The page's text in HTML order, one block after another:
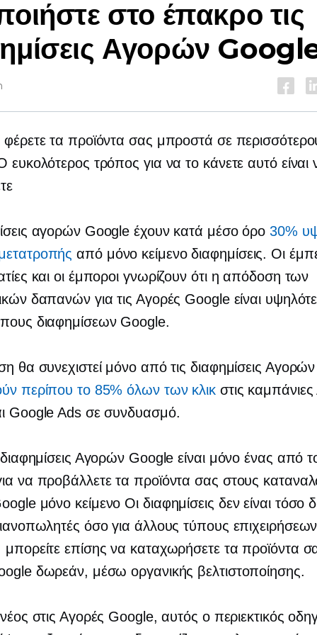
στο έπακρο τις
Αγορών
φέρετε τα προϊόντα σας μπροστά σε
ευκολότερος τρόπος για να το κάνετε αυτό είναι
αγορών Google έχουν κατά μέσο όρο30%
από μόνο κείμενοδιαφημίσεις. Οι
και οι έμποροι γνωρίζουν ότι η απόδοση των
δαπανών για τις Αγορές Google είναι
διαφημίσεων Google.
θα συνεχιστεί μόνο από τις διαφημίσεις
περίπου το 85% όλων των κλικ στις
Google Ads σε συνδυασμό.
διαφημίσεις Αγορών Google είναι μόνο ένας από
να προβάλλετε τα προϊόντα σας στους
μόνο κείμενο Οι διαφημίσεις δεν είναι τόσο
όσο για άλλους τύπους
επίσης να καταχωρήσετε τα προϊόντα
δωρεάν, μέσω οργανικής βελτιστοποίησης.
στις Αγορές Google, αυτός ο περιεκτικός